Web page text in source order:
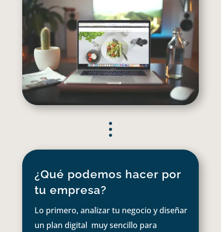
¿Qué podemos hacer por
tu empresa?
Lo primero, analizar tu negocio y diseñar
un plan digital muy sencillo para